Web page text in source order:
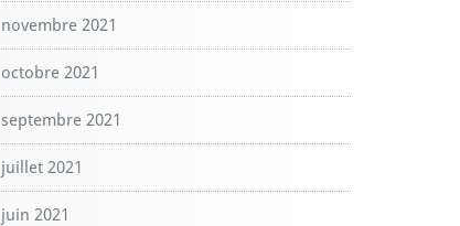
novembre 2021
octobre 2021
septembre 2021
juillet 2021
juin 2021